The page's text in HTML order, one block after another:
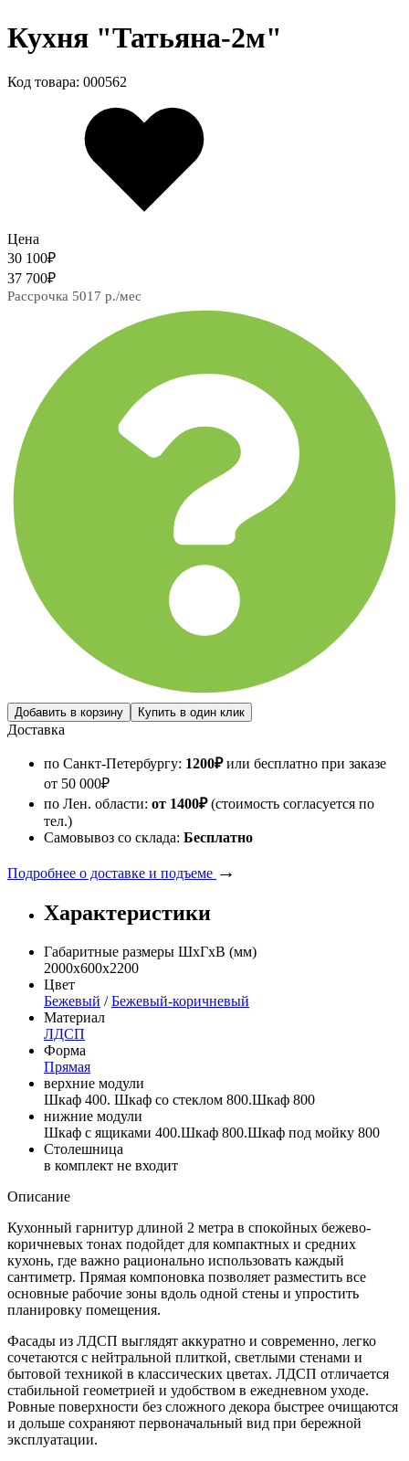
Кухня "Татьяна-2м"
Код товара: 000562
Цена
30 100₽
37 700₽
Рассрочка 5017 р./мес
Доставка
по Санкт-Петербургу: 1200₽или бесплатно при заказе
от 50 000₽
по Лен. области: от 1400₽(стоимость согласуется по
тел.)
Самовывоз со склада: Бесплатно
Подробнее о доставке и подъеме →
Характеристики
Габаритные размеры ШхГхВ (мм)
2000х600х2200
Цвет
Бежевый /Бежевый-коричневый
Материал
ЛДСП
Форма
Прямая
верхние модули
Шкаф 400. Шкаф со стеклом 800.Шкаф 800
нижние модули
Шкаф с ящиками 400.Шкаф 800.Шкаф под мойку 800
Столешница
в комплект не входит
Описание
Кухонный гарнитур длиной 2 метра в спокойных бежево-
коричневых тонах подойдет для компактных и средних
кухонь, где важно рационально использовать каждый
сантиметр. Прямая компоновка позволяет разместить все
основные рабочие зоны вдоль одной стены и упростить
планировку помещения.
Фасады из ЛДСП выглядят аккуратно и современно, легко
сочетаются с нейтральной плиткой, светлыми стенами и
бытовой техникой в классических цветах. ЛДСП отличается
стабильной геометрией и удобством в ежедневном уходе.
Ровные поверхности без сложного декора быстрее очищаются
и дольше сохраняют первоначальный вид при бережной
эксплуатации.